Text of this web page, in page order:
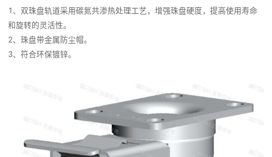
1、双珠盘轨道采用碳氮共渗热处理工艺，增强珠盘硬度，提高使用寿命
和旋转的灵活性。
2、珠盘带金属防尘帽。
3、符合环保镀锌。